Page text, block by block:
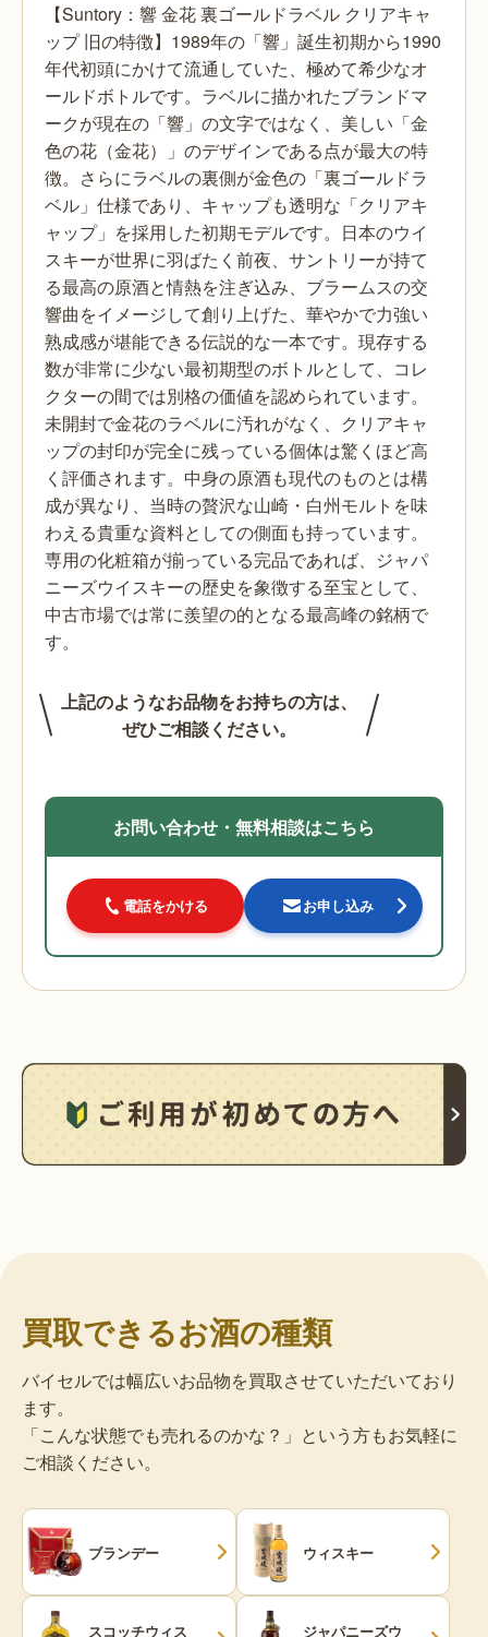
【Suntory：響 金花 裏ゴールドラベル クリアキャ
ップ 旧の特徴】1989年の「響」誕生初期から1990
年代初頭にかけて流通していた、極めて希少なオ
ールドボトルです。ラベルに描かれたブランドマ
ークが現在の「響」の文字ではなく、美しい「金
色の花（金花）」のデザインである点が最大の特
徴。さらにラベルの裏側が金色の「裏ゴールドラ
ベル」仕様であり、キャップも透明な「クリアキ
ャップ」を採用した初期モデルです。日本のウイ
スキーが世界に羽ばたく前夜、サントリーが持て
る最高の原酒と情熱を注ぎ込み、ブラームスの交
響曲をイメージして創り上げた、華やかで力強い
熟成感が堪能できる伝説的な一本です。現存する
数が非常に少ない最初期型のボトルとして、コレ
クターの間では別格の価値を認められています。
未開封で金花のラベルに汚れがなく、クリアキャ
ップの封印が完全に残っている個体は驚くほど高
く評価されます。中身の原酒も現代のものとは構
成が異なり、当時の贅沢な山崎・白州モルトを味
わえる貴重な資料としての側面も持っています。
専用の化粧箱が揃っている完品であれば、ジャパ
ニーズウイスキーの歴史を象徴する至宝として、
中古市場では常に羨望の的となる最高峰の銘柄で
す。
上記のようなお品物をお持ちの方は、
ぜひご相談ください。
お問い合わせ・無料相談はこちら
電話をかける お申し込み
買取できるお酒の種類
バイセルでは幅広いお品物を買取させていただいており
ます。
「こんな状態でも売れるのかな？」という方もお気軽に
ご相談ください。
ブランデー ウィスキー
スコッチウィス ジャパニーズウ